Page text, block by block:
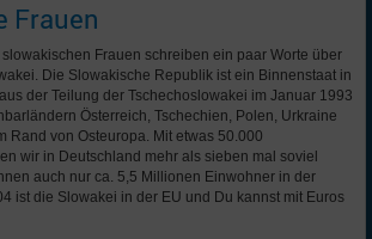
Frauen
Frauen schreiben ein paar Worte über
Die Slowakische Republik ist ein Binnenstaat in
der Teilung der Tschechoslowakei im Januar 1993
Österreich, Tschechien, Polen, Urkraine
Rand von Osteuropa. Mit etwas 50.000
wir in Deutschland mehr als sieben mal soviel
auch nur ca. 5,5 Millionen Einwohner in der
ist die Slowakei in der EU und Du kannst mit Euros